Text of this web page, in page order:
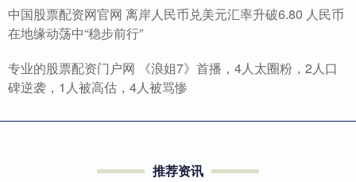
中国股票配资网官网 离岸人民币兑美元汇率升破6.80 人民币
在地缘动荡中“稳步前行”
专业的股票配资门户网 《浪姐7》首播，4人太圈粉，2人口
碑逆袭，1人被高估，4人被骂惨
推荐资讯